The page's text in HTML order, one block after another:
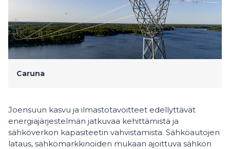
Caruna
Joensuun kasvu ja ilmastotavoitteet edellyttävät
energiajärjestelmän jatkuvaa kehittämistä ja
sähköverkon kapasiteetin vahvistamista. Sähköautojen
lataus, sähkömarkkinoiden mukaan ajoittuva sähkön